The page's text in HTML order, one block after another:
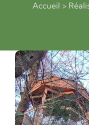
Accueil >